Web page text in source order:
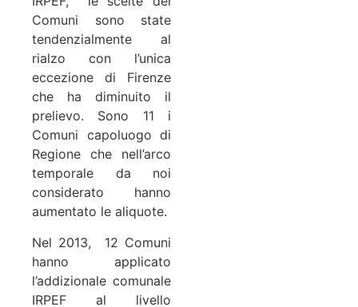
Comuni sono state
tendenzialmente al
rialzo con l’unica
eccezione di Firenze
che ha diminuito il
prelievo. Sono 11 i
Comuni capoluogo di
Regione che nell’arco
temporale da noi
considerato hanno
aumentato le aliquote.
Nel 2013, 12 Comuni
hanno applicato
l’addizionale comunale
IRPEF al livello